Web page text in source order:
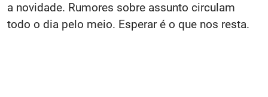
a novidade. Rumores sobre assunto circulam
todo o dia pelo meio. Esperar é o que nos resta.